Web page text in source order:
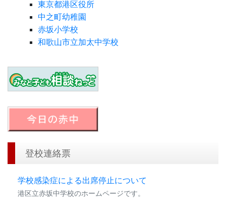
東京都港区役所
中之町幼稚園
赤坂小学校
和歌山市立加太中学校
登校連絡票
学校感染症による出席停止について
港区立赤坂中学校のホームページです。